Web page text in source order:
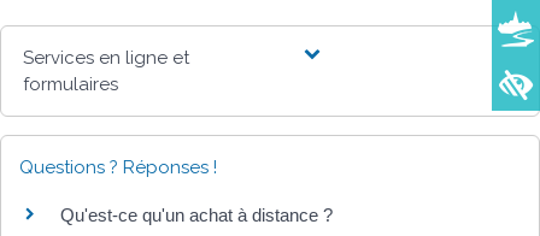
Services en ligne et
formulaires
Questions ? Réponses !
Qu'est-ce qu'un achat à distance ?